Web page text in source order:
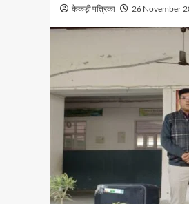
केकड़ी पत्रिका 26 November